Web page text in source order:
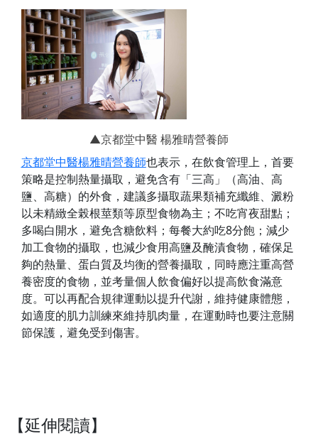
▲京都堂中醫 楊雅晴營養師
京都堂中醫楊雅晴營養師也表示，在飲食管理上，首要
策略是控制熱量攝取，避免含有「三高」（高油、高
鹽、高糖）的外食，建議多攝取蔬果類補充纖維、澱粉
以未精緻全榖根莖類等原型食物為主；不吃宵夜甜點；
多喝白開水，避免含糖飲料；每餐大約吃8分飽；減少
加工食物的攝取，也減少食用高鹽及醃漬食物，確保足
夠的熱量、蛋白質及均衡的營養攝取，同時應注重高營
養密度的食物，並考量個人飲食偏好以提高飲食滿意
度。可以再配合規律運動以提升代謝，維持健康體態，
如適度的肌力訓練來維持肌肉量，在運動時也要注意關
節保護，避免受到傷害。
【延伸閱讀】